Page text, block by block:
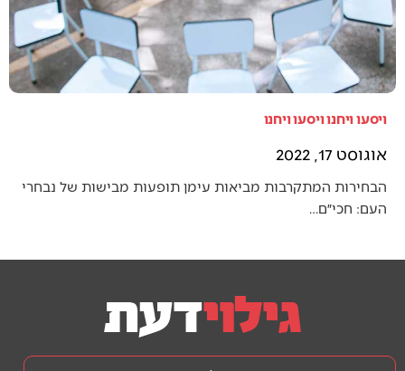
ויסעו ויחנו ויסעו ויחנו
אוגוסט 17, 2022
הבחירות המתקרבות מביאות עימן תופעות מבישות של נבחרי
העם: חכי״ם…